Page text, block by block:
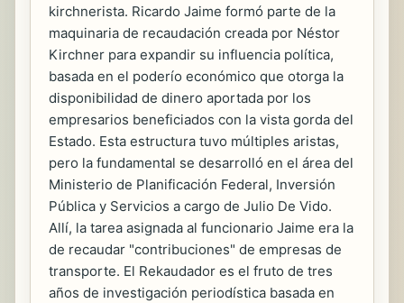
kirchnerista. Ricardo Jaime formó parte de la
maquinaria de recaudación creada por Néstor
Kirchner para expandir su influencia política,
basada en el poderío económico que otorga la
disponibilidad de dinero aportada por los
empresarios beneficiados con la vista gorda del
Estado. Esta estructura tuvo múltiples aristas,
pero la fundamental se desarrolló en el área del
Ministerio de Planificación Federal, Inversión
Pública y Servicios a cargo de Julio De Vido.
Allí, la tarea asignada al funcionario Jaime era la
de recaudar "contribuciones" de empresas de
transporte. El Rekaudador es el fruto de tres
años de investigación periodística basada en